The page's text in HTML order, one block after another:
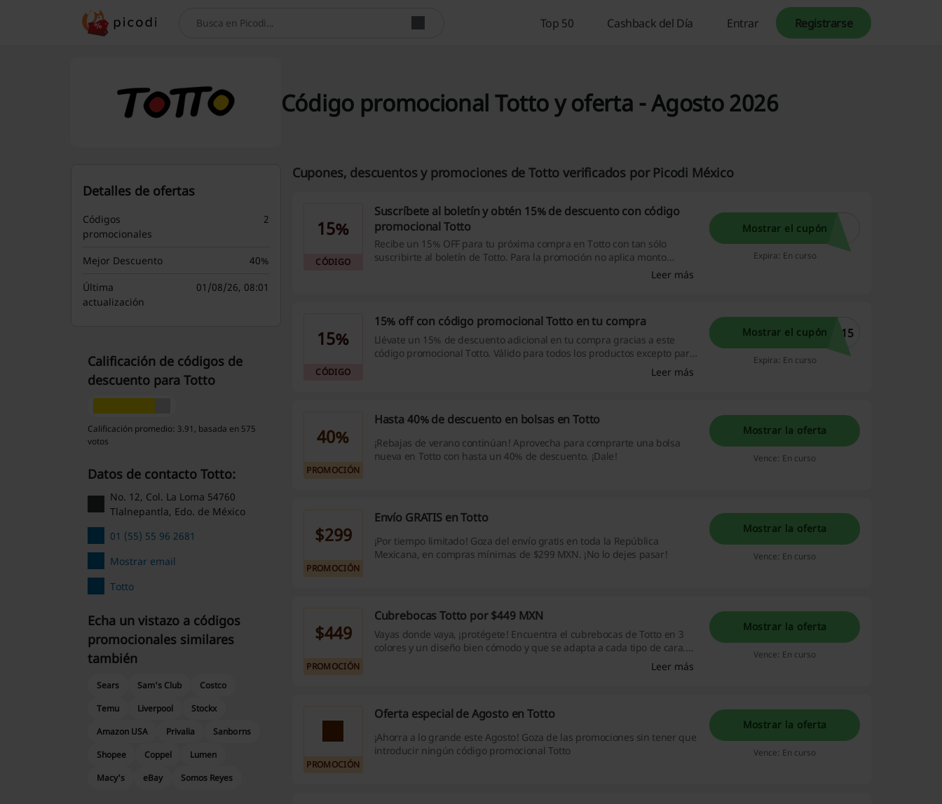
Busca Top 50 Cashback del Día Entrar Registrarse
Código promocional Totto y oferta - Agosto 2026
Cupones, descuentos y promociones de Totto verificados por Picodi México
15%
CÓDIGO
Suscríbete al boletín y obtén 15% de descuento con código
promocional Totto
Recibe un 15% OFF para tu próxima compra en Totto con tan sólo
suscribirte al boletín de Totto. Para la promoción no aplica monto
Leer más
Mostrar el cupón
Expira: En curso
15%
CÓDIGO
15% off con código promocional Totto en tu compra
Llévate un 15% de descuento adicional en tu compra gracias a este
código promocional Totto. Válido para todos los productos excepto para
Leer más
Mostrar el cupón S15
Expira: En curso
40%
PROMOCIÓN
Hasta 40% de descuento en bolsas en Totto
¡Rebajas de verano continúan! Aprovecha para comprarte una bolsa
nueva en Totto con hasta un 40% de descuento. ¡Dale!
Mostrar la oferta
Vence: En curso
$299
PROMOCIÓN
Envío GRATIS en Totto
¡Por tiempo limitado! Goza del envío gratis en toda la República
Mexicana, en compras mínimas de $299 MXN. ¡No lo dejes pasar!
Mostrar la oferta
Vence: En curso
$449
PROMOCIÓN
Cubrebocas Totto por $449 MXN
Vayas donde vaya, ¡protégete! Encuentra el cubrebocas de Totto en 3
colores y un diseño bien cómodo y que se adapta a cada tipo de cara.
Leer más
Mostrar la oferta
Vence: En curso
PROMOCIÓN
Oferta especial de Agosto en Totto
¡Ahorra a lo grande este Agosto! Goza de las promociones sin tener que
introducir ningún código promocional Totto
Mostrar la oferta
Vence: En curso
Detalles de ofertas
Códigos
promocionales
2
Mejor Descuento
40%
Última
actualización
01/08/26, 08:01
Calificación de códigos de
descuento para Totto
Calificación promedio: 3.91, basada en 575
votos
Datos de contacto Totto:
No. 12, Col. La Loma 54760
Tlalnepantla, Edo. de México
01 (55) 55 96 2681
Mostrar email
Totto
Echa un vistazo a códigos
promocionales similares
también
Sears Sam's Club
Costco
Temu
Liverpool
Stockx
Amazon USA
Privalia
Sanborns
Shopee
Coppel
Lumen
Macy's
eBay Somos Reyes